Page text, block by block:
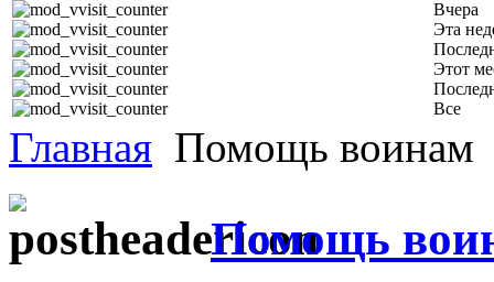
Вчера
Эта
Этот
Все
Главная Помощь воинам
Помощь